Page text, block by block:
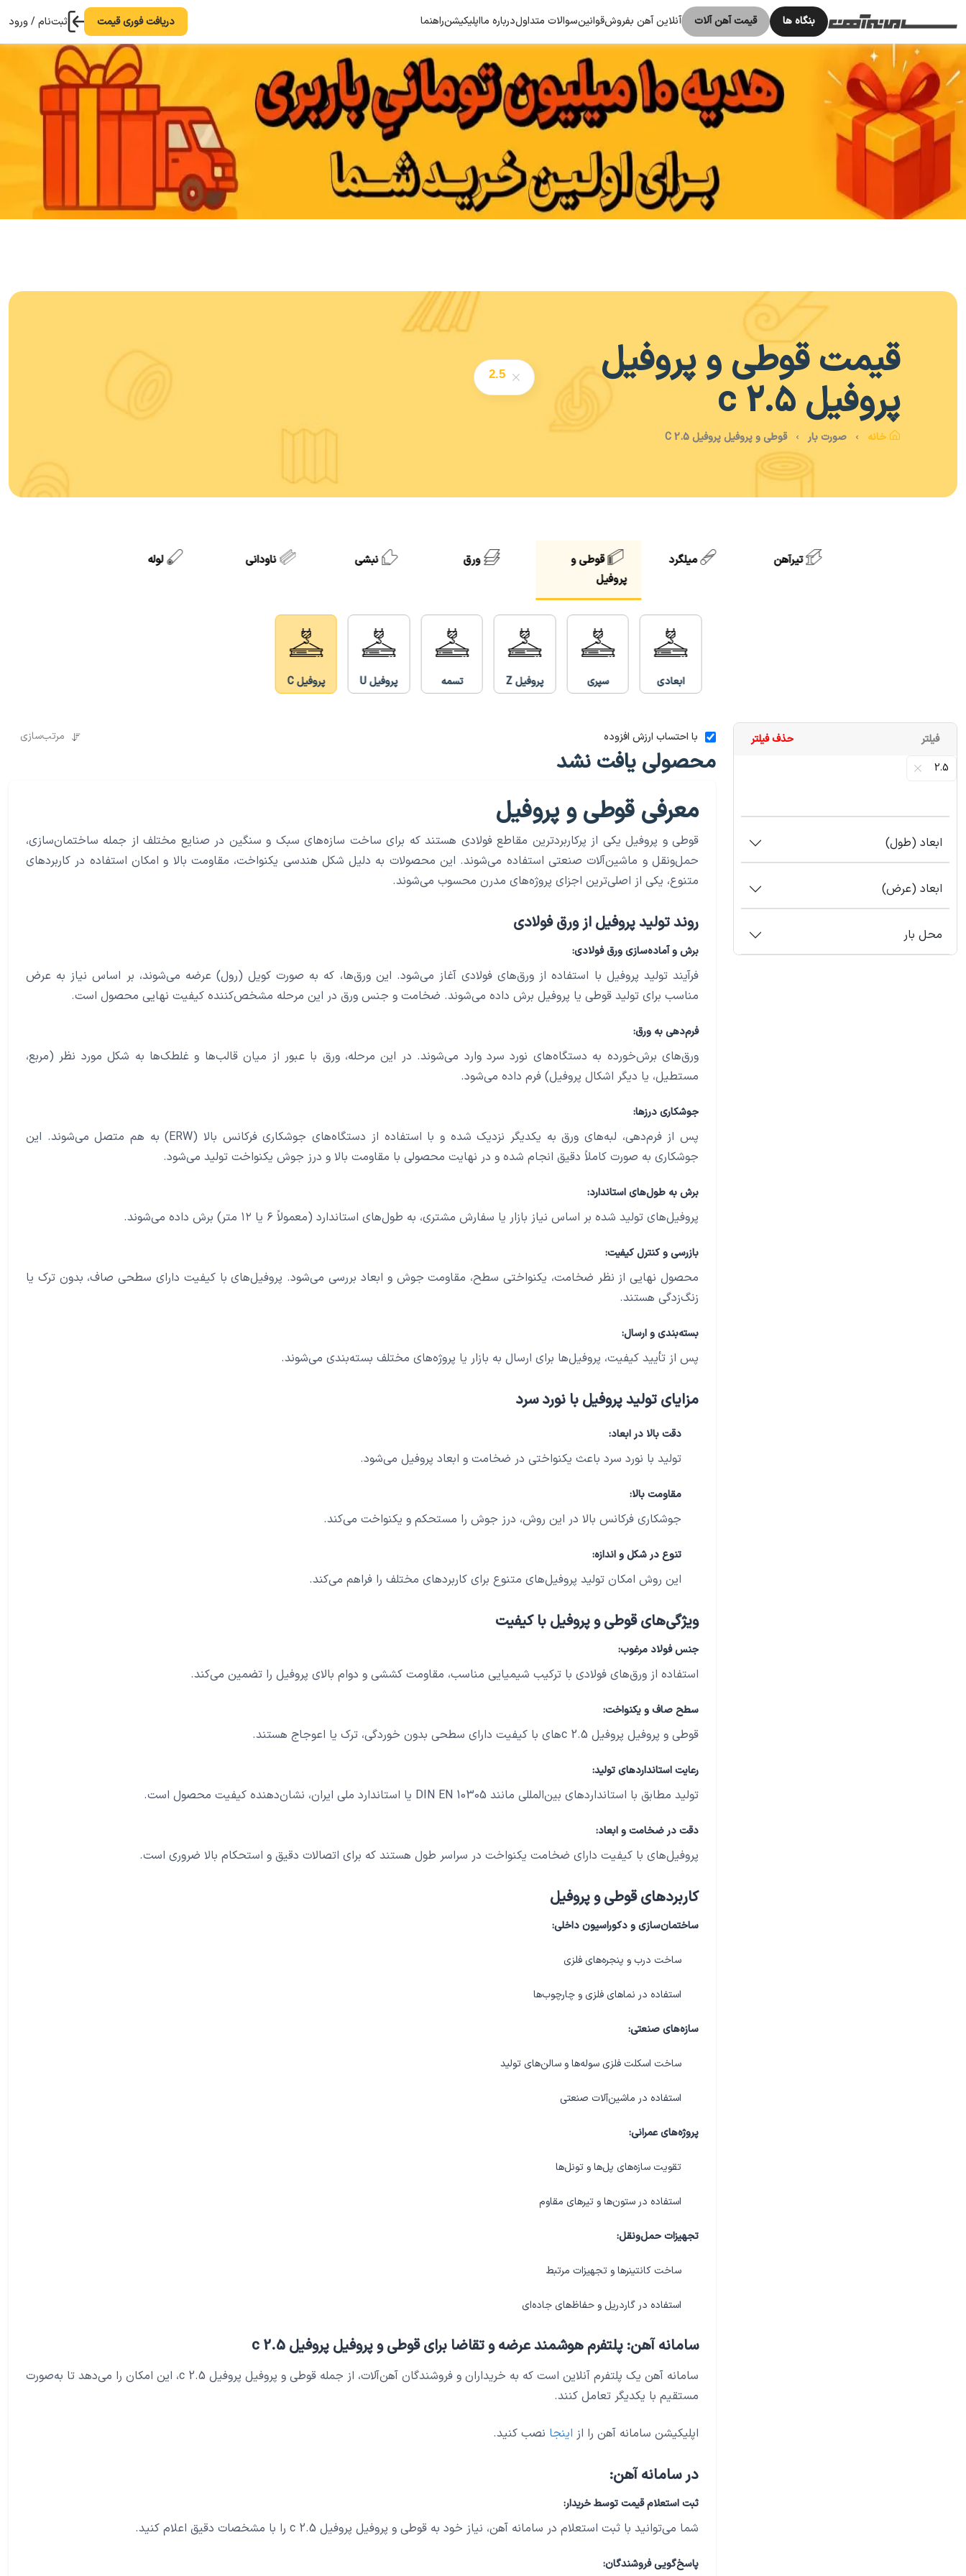
بنگاه ها قیمت آهن آلات آنلاین آهن بفروشقوانینسوالات متداولدرباره مااپلیکیشنراهنما دریافت فوری قیمت ثبت‌نام / ورود
قیمتقوطی و پروفیل
پروفیل c 2.5
خانه صورت بار قوطی و پروفیل پروفیل C 2.5
2.5
تیرآهن میلگرد
قوطی و
پروفیل
ورق نبشی ناودانی لوله
ابعادی سپری پروفیل Z تسمه پروفیل U پروفیل C
فیلتر
حذف فیلتر
2.5
ابعاد (طول)
ابعاد (عرض)
محل بار
با احتساب ارزش افزوده مرتب‌سازی
محصولی یافت نشد
معرفی قوطی و پروفیل
قوطی و پروفیل یکی از پرکاربردترین مقاطع فولادی هستند که برای ساخت سازه‌های سبک و سنگین در صنایع مختلف از جمله ساختمان‌سازی،
حمل‌ونقل و ماشین‌آلات صنعتی استفاده می‌شوند. این محصولات به دلیل شکل هندسی یکنواخت، مقاومت بالا و امکان استفاده در کاربردهای
متنوع، یکی از اصلی‌ترین اجزای پروژه‌های مدرن محسوب می‌شوند.
روند تولید پروفیل از ورق فولادی
برش و آماده‌سازی ورق فولادی:
فرآیند تولید پروفیل با استفاده از ورق‌های فولادی آغاز می‌شود. این ورق‌ها، که به صورت کویل (رول) عرضه می‌شوند، بر اساس نیاز به عرض
مناسب برای تولید قوطی یا پروفیل برش داده می‌شوند. ضخامت و جنس ورق در این مرحله مشخص‌کننده کیفیت نهایی محصول است.
فرم‌دهی به ورق:
ورق‌های برش‌خورده به دستگاه‌های نورد سرد وارد می‌شوند. در این مرحله، ورق با عبور از میان قالب‌ها و غلطک‌ها به شکل مورد نظر (مربع،
مستطیل، یا دیگر اشکال پروفیل) فرم داده می‌شود.
جوشکاری درزها:
پس از فرم‌دهی، لبه‌های ورق به یکدیگر نزدیک شده و با استفاده از دستگاه‌های جوشکاری فرکانس بالا (ERW) به هم متصل می‌شوند. این
جوشکاری به صورت کاملاً دقیق انجام شده و در نهایت محصولی با مقاومت بالا و درز جوش یکنواخت تولید می‌شود.
برش به طول‌های استاندارد:
پروفیل‌های تولید شده بر اساس نیاز بازار یا سفارش مشتری، به طول‌های استاندارد (معمولاً ۶ یا ۱۲ متر) برش داده می‌شوند.
بازرسی و کنترل کیفیت:
محصول نهایی از نظر ضخامت، یکنواختی سطح، مقاومت جوش و ابعاد بررسی می‌شود. پروفیل‌های با کیفیت دارای سطحی صاف، بدون ترک یا
زنگ‌زدگی هستند.
بسته‌بندی و ارسال:
پس از تأیید کیفیت، پروفیل‌ها برای ارسال به بازار یا پروژه‌های مختلف بسته‌بندی می‌شوند.
مزایای تولید پروفیل با نورد سرد
دقت بالا در ابعاد:
تولید با نورد سرد باعث یکنواختی در ضخامت و ابعاد پروفیل می‌شود.
مقاومت بالا:
جوشکاری فرکانس بالا در این روش، درز جوش را مستحکم و یکنواخت می‌کند.
تنوع در شکل و اندازه:
این روش امکان تولید پروفیل‌های متنوع برای کاربردهای مختلف را فراهم می‌کند.
ویژگی‌های قوطی و پروفیل با کیفیت
جنس فولاد مرغوب:
استفاده از ورق‌های فولادی با ترکیب شیمیایی مناسب، مقاومت کششی و دوام بالای پروفیل را تضمین می‌کند.
سطح صاف و یکنواخت:
قوطی و پروفیل پروفیل c 2.5‌های با کیفیت دارای سطحی بدون خوردگی، ترک یا اعوجاج هستند.
رعایت استانداردهای تولید:
تولید مطابق با استانداردهای بین‌المللی مانند DIN EN 10305 یا استاندارد ملی ایران، نشان‌دهنده کیفیت محصول است.
دقت در ضخامت و ابعاد:
پروفیل‌های با کیفیت دارای ضخامت یکنواخت در سراسر طول هستند که برای اتصالات دقیق و استحکام بالا ضروری است.
کاربردهای قوطی و پروفیل
ساختمان‌سازی و دکوراسیون داخلی:
ساخت درب و پنجره‌های فلزی
استفاده در نماهای فلزی و چارچوب‌ها
سازه‌های صنعتی:
ساخت اسکلت فلزی سوله‌ها و سالن‌های تولید
استفاده در ماشین‌آلات صنعتی
پروژه‌های عمرانی:
تقویت سازه‌های پل‌ها و تونل‌ها
استفاده در ستون‌ها و تیرهای مقاوم
تجهیزات حمل‌ونقل:
ساخت کانتینرها و تجهیزات مرتبط
استفاده در گاردریل و حفاظ‌های جاده‌ای
سامانه آهن: پلتفرم هوشمند عرضه و تقاضا برای قوطی و پروفیل پروفیل c 2.5
سامانه آهن یک پلتفرم آنلاین است که به خریداران و فروشندگان آهن‌آلات، از جمله قوطی و پروفیل پروفیل c 2.5، این امکان را می‌دهد تا به‌صورت
مستقیم با یکدیگر تعامل کنند.
اپلیکیشن سامانه آهن را از اینجا نصب کنید.
در سامانه آهن:
ثبت استعلام قیمت توسط خریدار:
شما می‌توانید با ثبت استعلام در سامانه آهن، نیاز خود به قوطی و پروفیل پروفیل c 2.5 را با مشخصات دقیق اعلام کنید.
پاسخ‌گویی فروشندگان: